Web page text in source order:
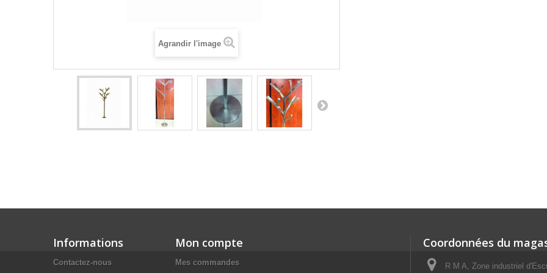
Agrandir l'image
Informations
Contactez-nous
Mon compte
Mes commandes
Coordonnées du
R M A, Zone industriel